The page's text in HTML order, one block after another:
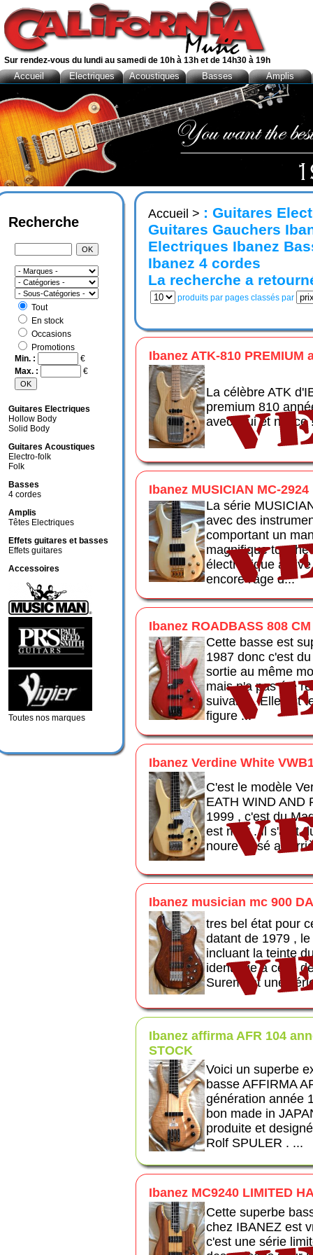
Accueil > : Guitares
Guitares Gauchers
Electriques Ibanez
Ibanez 4 cordes
La recherche a
produits par pages classés par
Ibanez ATK-810 PREMIUM
La célèbre ATK
premium 810
avec étui et notice
Ibanez MUSICIAN MC-
La série
avec des
comportant un
magnifique
électronique
encore l'âge d...
Ibanez ROADBASS 808
Cette basse est
1987 donc c'est
sortie au même
mais n'a pas été
suivante. Elle est
figure ...
Ibanez Verdine White
C'est le modèle
EATH WIND AND
1999 , c'est du
est mint . Il s'agit
noure vissé a
Ibanez musician mc 900
tres bel état pour
datant de 1979 ,
incluant la teinte
identique a celle
Surement une
Ibanez affirma AFR 104
STOCK
Voici un superbe
basse AFFIRMA
génération année
bon made in
produite et
Rolf SPULER . ...
Ibanez MC9240 LIMITED
Cette superbe
chez IBANEZ est
c'est une série
Recherche
Tout
En stock
Occasions
Promotions
Min. :
€
Max. :
€
Guitares Electriques
Hollow Body
Solid Body
Guitares Acoustiques
Electro-folk
Folk
Basses
4 cordes
Amplis
Têtes Electriques
Effets guitares et basses
Effets guitares
Accessoires
Toutes nos marques
Sur rendez-vous du lundi au samedi de 10h à 13h et de 14h30 à 19h
Accueil Electriques Acoustiques Basses Amplis